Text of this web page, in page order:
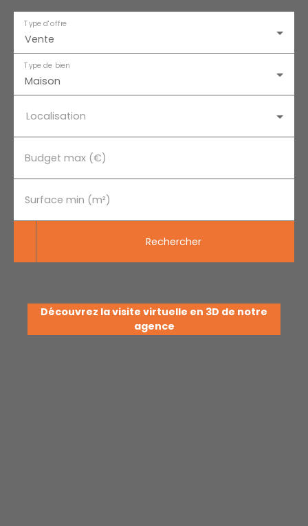
Vente
Type d'offre
Maison
Type de bien
Localisation
Budget max (€)
Surface min (m²)
Rechercher
Découvrez la visite virtuelle en 3D de notre
agence